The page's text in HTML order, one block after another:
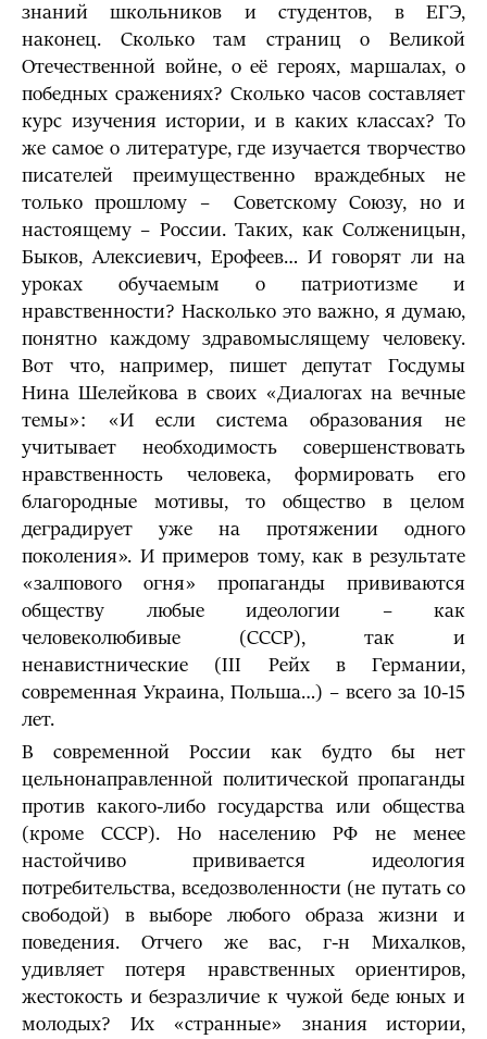
знаний школьников и студентов, в ЕГЭ,
наконец. Сколько там страниц о Великой
Отечественной войне, о её героях, маршалах, о
победных сражениях? Сколько часов составляет
курс изучения истории, и в каких классах? То
же самое о литературе, где изучается творчество
писателей преимущественно враждебных не
только прошлому – Советскому Союзу, но и
настоящему – России. Таких, как Солженицын,
Быков, Алексиевич, Ерофеев… И говорят ли на
уроках обучаемым о патриотизме и
нравственности? Насколько это важно, я думаю,
понятно каждому здравомыслящему человеку.
Вот что, например, пишет депутат Госдумы
Нина Шелейкова в своих «Диалогах на вечные
темы»: «И если система образования не
учитывает необходимость совершенствовать
нравственность человека, формировать его
благородные мотивы, то общество в целом
деградирует уже на протяжении одного
поколения». И примеров тому, как в результате
«залпового огня» пропаганды прививаются
обществу любые идеологии – как
человеколюбивые (СССР), так и
ненавистнические (III Рейх в Германии,
современная Украина, Польша…) – всего за 10-15
лет.
В современной России как будто бы нет
цельнонаправленной политической пропаганды
против какого-либо государства или общества
(кроме СССР). Но населению РФ не менее
настойчиво прививается идеология
потребительства, вседозволенности (не путать со
свободой) в выборе любого образа жизни и
поведения. Отчего же вас, г-н Михалков,
удивляет потеря нравственных ориентиров,
жестокость и безразличие к чужой беде юных и
молодых? Их «странные» знания истории,